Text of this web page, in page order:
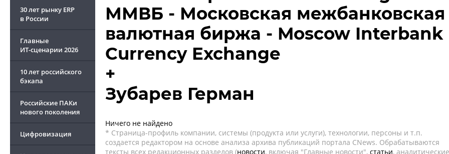
30 лет рынку ERP
в России
Главные
ИТ-сценарии 2026
10 лет российского
бэкапа
Российские ПАКи
нового поколения
Цифровизация
ММВБ - Московская межбанковская
валютная биржа - Moscow Interbank
Currency Exchange
+
Зубарев Герман
Ничего не найдено
* Страница-профиль компании, системы (продукта или услуги), технологии, персоны и т.п.
создается редактором на основе анализа архива публикаций портала CNews. Обрабатываются
тексты всех редакционных разделов (новости, включая "Главные новости", статьи, аналитические